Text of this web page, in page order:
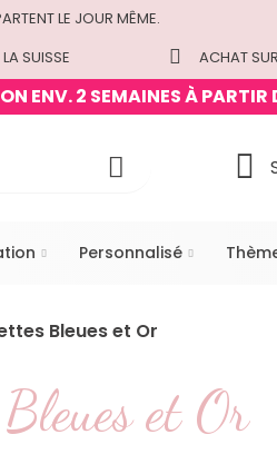
LE JOUR MÊME.
SUISSE ACHAT
ENV. 2 SEMAINES À
Personnalisé
Bleues et Or
et Or